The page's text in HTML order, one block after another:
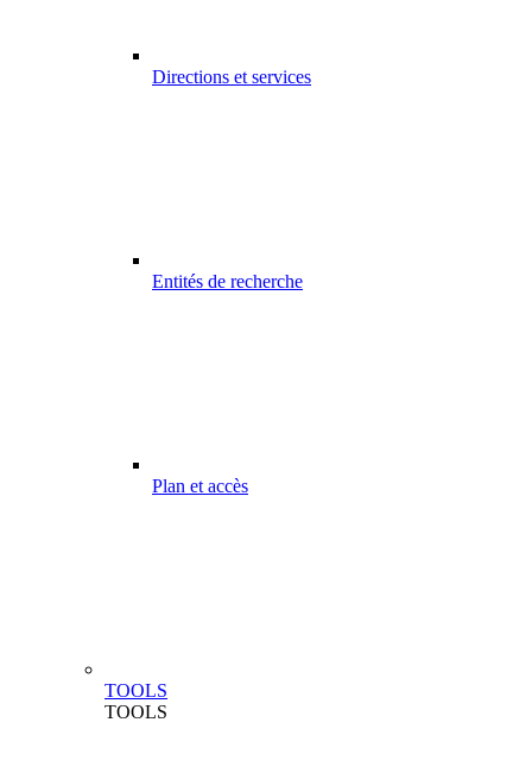
Directions et services
Entités de recherche
Plan et accès
TOOLS
TOOLS